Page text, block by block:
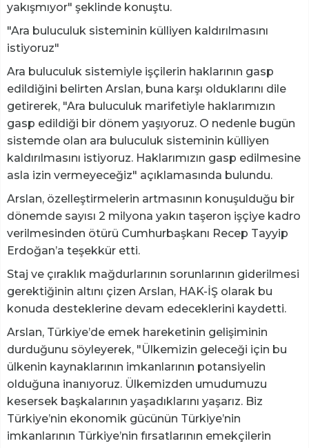
yakışmıyor" şeklinde konuştu.
"Ara buluculuk sisteminin külliyen kaldırılmasını
istiyoruz"
Ara buluculuk sistemiyle işçilerin haklarının gasp
edildiğini belirten Arslan, buna karşı olduklarını dile
getirerek, "Ara buluculuk marifetiyle haklarımızın
gasp edildiği bir dönem yaşıyoruz. O nedenle bugün
sistemde olan ara buluculuk sisteminin külliyen
kaldırılmasını istiyoruz. Haklarımızın gasp edilmesine
asla izin vermeyeceğiz" açıklamasında bulundu.
Arslan, özelleştirmelerin artmasının konuşulduğu bir
dönemde sayısı 2 milyona yakın taşeron işçiye kadro
verilmesinden ötürü Cumhurbaşkanı Recep Tayyip
Erdoğan’a teşekkür etti.
Staj ve çıraklık mağdurlarının sorunlarının giderilmesi
gerektiğinin altını çizen Arslan, HAK-İŞ olarak bu
konuda desteklerine devam edeceklerini kaydetti.
Arslan, Türkiye’de emek hareketinin gelişiminin
durduğunu söyleyerek, "Ülkemizin geleceği için bu
ülkenin kaynaklarının imkanlarının potansiyelin
olduğuna inanıyoruz. Ülkemizden umudumuzu
kesersek başkalarının yaşadıklarını yaşarız. Biz
Türkiye’nin ekonomik gücünün Türkiye’nin
imkanlarının Türkiye’nin fırsatlarının emekçilerin